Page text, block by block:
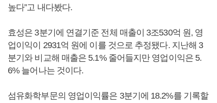
높다”고 내다봤다.
효성은 3분기에 연결기준 전체 매출이 3조530억 원, 영
업이익이 2931억 원에 이를 것으로 추정됐다. 지난해 3
분기와 비교해 매출은 5.1% 줄어들지만 영업이익은 5.
6% 늘어나는 것이다.
섬유화학부문의 영업이익률은 3분기에 18.2%를 기록할